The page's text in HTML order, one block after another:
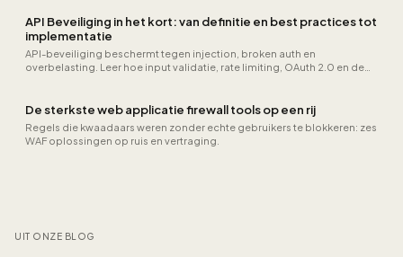
API Beveiliging in het kort: van definitie en best practices tot
implementatie
API-beveiliging beschermt tegen injection, broken auth en
overbelasting. Leer hoe input validatie, rate limiting, OAuth 2.0 en de
De sterkste web applicatie firewall tools op een rij
Regels die kwaadaars weren zonder echte gebruikers te blokkeren: zes
WAF oplossingen op ruis en vertraging.
UIT ONZE BLOG